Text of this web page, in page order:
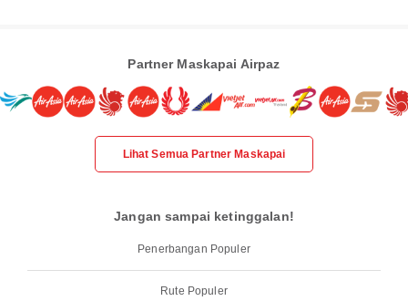
Partner Maskapai Airpaz
Lihat Semua Partner Maskapai
Jangan sampai ketinggalan!
Penerbangan Populer
Rute Populer